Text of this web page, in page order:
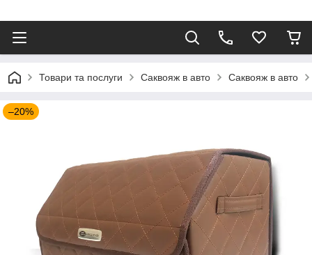
Товари та послуги Саквояж в авто Саквояж в авто
–20%